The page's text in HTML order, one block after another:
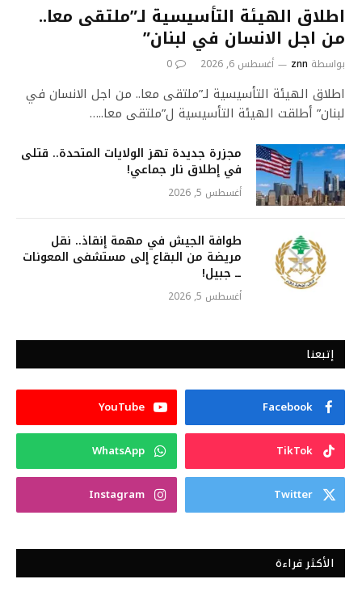
اطلاق الهيئة التأسيسية لـ”ملتقى معا..
من اجل الانسان في لبنان”
بواسطة znn أغسطس 6, 2026 0
اطلاق الهيئة التأسيسية لـ”ملتقى معا.. من اجل الانسان في
لبنان” أطلقت الهيئة التأسيسية ل”ملتقى معا..…
مجزرة جديدة تهز الولايات المتحدة.. قتلى
في إطلاق نار جماعي!
أغسطس 5, 2026
طوافة الجيش في مهمة إنقاذ.. نقل
مريضة من البقاع إلى مستشفى المعونات
ــ جبيل!
أغسطس 5, 2026
إتبعنا
Facebook
YouTube
TikTok
WhatsApp
Twitter
Instagram
الأكثر قراءة